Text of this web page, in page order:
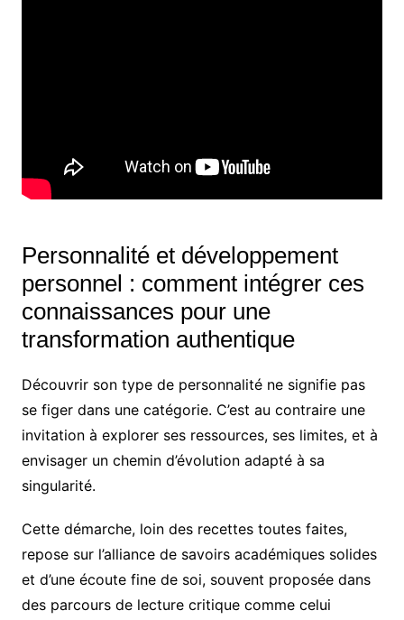
Personnalité et développement
personnel : comment intégrer ces
connaissances pour une
transformation authentique
Découvrir son type de personnalité ne signifie pas
se figer dans une catégorie. C’est au contraire une
invitation à explorer ses ressources, ses limites, et à
envisager un chemin d’évolution adapté à sa
singularité.
Cette démarche, loin des recettes toutes faites,
repose sur l’alliance de savoirs académiques solides
et d’une écoute fine de soi, souvent proposée dans
des parcours de lecture critique comme celui